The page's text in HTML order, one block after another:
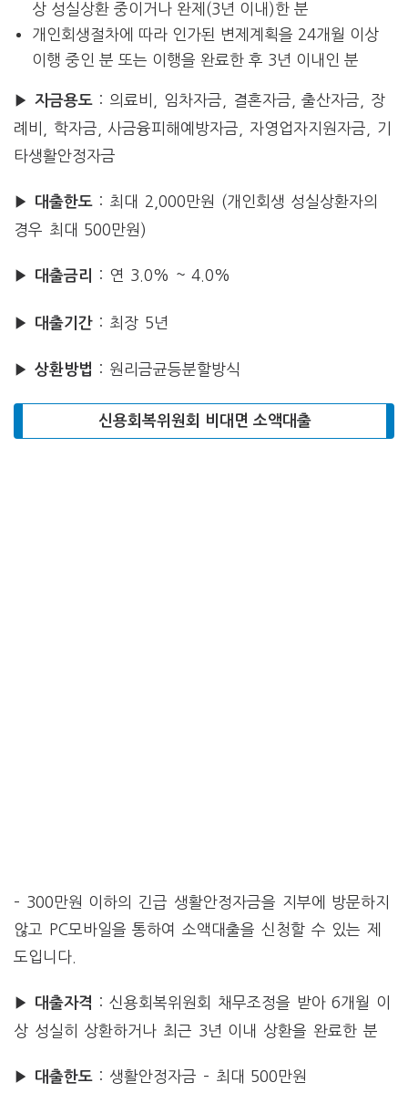
상 성실상환 중이거나 완제(3년 이내)한 분
개인회생절차에 따라 인가된 변제계획을 24개월 이상
이행 중인 분 또는 이행을 완료한 후 3년 이내인 분
▶ 자금용도 : 의료비, 임차자금, 결혼자금, 출산자금, 장
례비, 학자금, 사금융피해예방자금, 자영업자지원자금, 기
타생활안정자금
▶ 대출한도 : 최대 2,000만원 (개인회생 성실상환자의
경우 최대 500만원)
▶ 대출금리 : 연 3.0% ~ 4.0%
▶ 대출기간 : 최장 5년
▶ 상환방법 : 원리금균등분할방식
신용회복위원회 비대면 소액대출
– 300만원 이하의 긴급 생활안정자금을 지부에 방문하지
않고 PC모바일을 통하여 소액대출을 신청할 수 있는 제
도입니다.
▶ 대출자격 : 신용회복위원회 채무조정을 받아 6개월 이
상 성실히 상환하거나 최근 3년 이내 상환을 완료한 분
▶ 대출한도 : 생활안정자금 – 최대 500만원